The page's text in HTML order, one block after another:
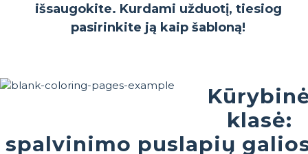
išsaugokite. Kurdami užduotį, tiesiog
pasirinkite ją kaip šabloną!
klasė:
spalvinimo puslapių